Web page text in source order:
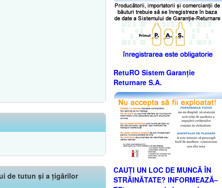
de tutun și a țigărilor
RetuRO Sistem Garanție
Returnare S.A.
CAUȚI UN LOC DE MUNCĂ ÎN
STRĂINĂTATE? INFORMEAZĂ–